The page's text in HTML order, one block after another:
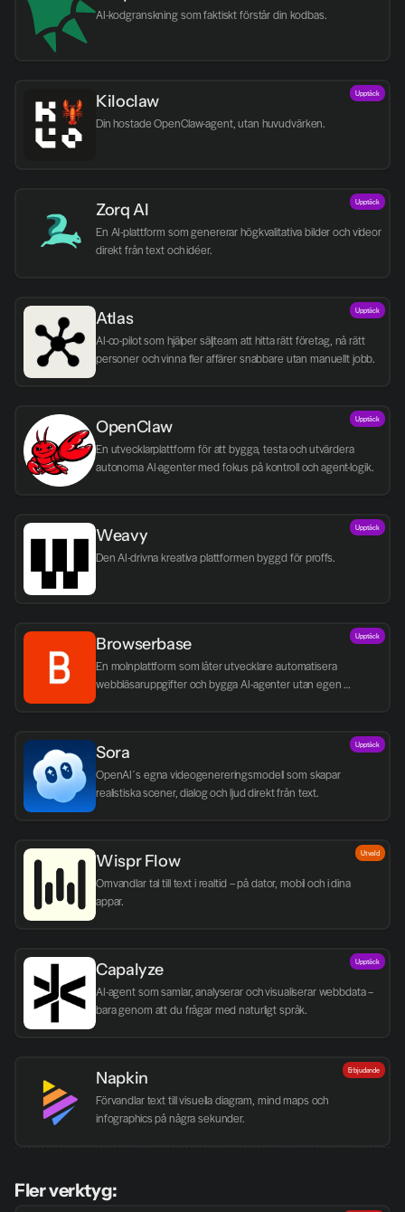
AI-kodgranskning som faktiskt förstår din kodbas.
Kiloclaw
Din hostade OpenClaw-agent, utan huvudvärken.
Upptäck
Zorq AI
En AI-plattform som genererar högkvalitativa bilder och videor
direkt från text och idéer.
Upptäck
Atlas
AI-co-pilot som hjälper säljteam att hitta rätt företag, nå rätt
personer och vinna fler affärer snabbare utan manuellt jobb.
Upptäck
OpenClaw
En utvecklarplattform för att bygga, testa och utvärdera
autonoma AI-agenter med fokus på kontroll och agent-logik.
Upptäck
Weavy
Den AI-drivna kreativa plattformen byggd för proffs.
Upptäck
Browserbase
En molnplattform som låter utvecklare automatisera
webbläsaruppgifter och bygga AI-agenter utan egen
Upptäck
Sora
OpenAI´s egna videogenereringsmodell som skapar
realistiska scener, dialog och ljud direkt från text.
Upptäck
Wispr Flow
Omvandlar tal till text i realtid – på dator, mobil och i dina
appar.
Utvald
Capalyze
AI-agent som samlar, analyserar och visualiserar webbdata –
bara genom att du frågar med naturligt språk.
Upptäck
Napkin
Förvandlar text till visuella diagram, mind maps och
infographics på några sekunder.
Erbjudande
Fler verktyg: